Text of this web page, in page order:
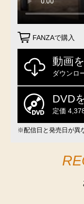
FANZAで購入
動画
ダウンロ
DVD
定価
※配信日と発売日が異